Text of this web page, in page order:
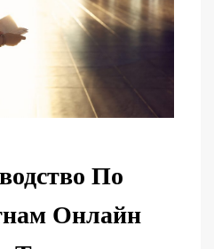
По
Онлайн